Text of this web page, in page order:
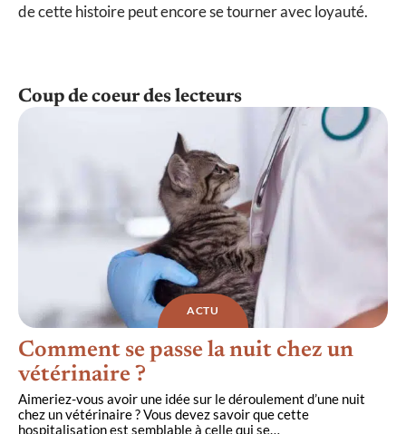
de cette histoire peut encore se tourner avec loyauté.
Coup de coeur des lecteurs
ACTU
Comment se passe la nuit chez un
vétérinaire ?
Aimeriez-vous avoir une idée sur le déroulement d’une nuit
chez un vétérinaire ? Vous devez savoir que cette
hospitalisation est semblable à celle qui se…